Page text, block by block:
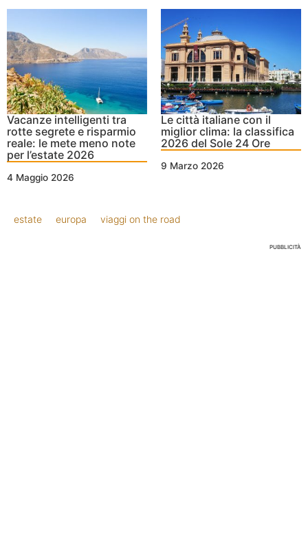
Vacanze intelligenti tra
rotte segrete e risparmio
reale: le mete meno note
per l’estate 2026
4 Maggio 2026
Le città italiane con il
miglior clima: la classifica
2026 del Sole 24 Ore
9 Marzo 2026
estate europa viaggi on the road
PUBBLICITÀ